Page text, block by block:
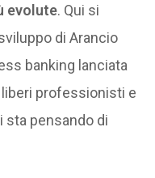
evolute. Qui si
di Arancio
banking lanciata
liberi professionisti e
sta pensando di